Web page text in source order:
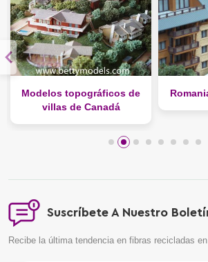
Modelos topográficos de
villas de Canadá
Suscríbete A Nuestro
Recibe la última tendencia en fibras recicladas